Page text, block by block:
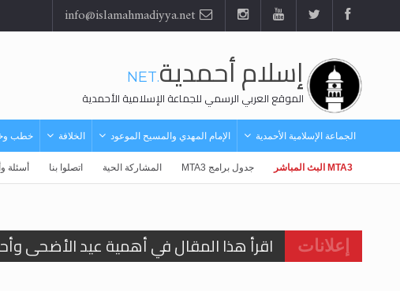
إسلام أحمدية.NET
الموقع العربي الرسمي للجماعة الإسلامية الأحمدية
الجماعة الإسلامية الأحمدية الإمام المهدي والمسيح الموعود الخلافة خطب
MTA3 البث المباشر جدول برامج MTA3 المشاركة الحية اتصلوا بنا أسئلة
إعلانات
اقرأ هذا المقال في أهمية عيد الأضحى